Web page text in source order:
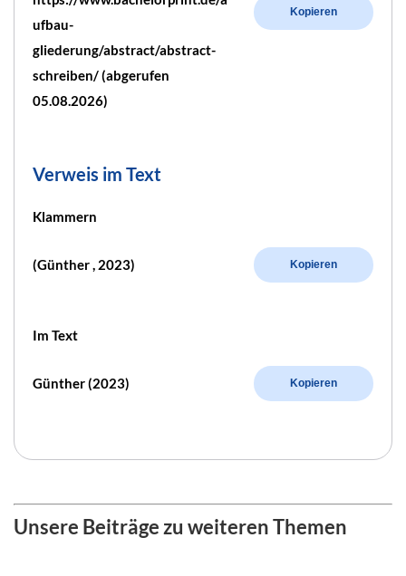
ufbau-
gliederung/abstract/abstract-
schreiben/ (abgerufen
05.08.2026)
Kopieren
Verweis im Text
Klammern
(Günther , 2023) Kopieren
Im Text
Günther (2023) Kopieren
Unsere Beiträge zu weiteren Themen